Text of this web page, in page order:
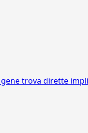
trova dirette